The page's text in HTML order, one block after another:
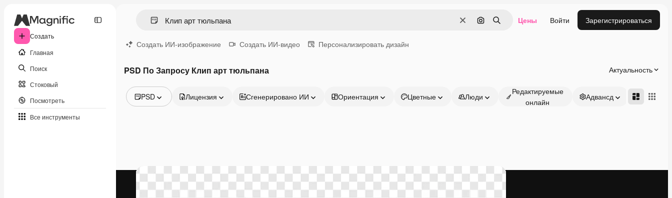
Создать
Главная
Поиск
Стоковый
Посмотреть
Все инструменты
ОчиститьПоиск по изображению
Поиск Цены Войти Зарегистрироваться
Создать ИИ-изображение Создать ИИ-видео Персонализировать дизайн
PSD По Запросу Клип арт тюльпана Актуальность
PSD
Видео
Лицензия Сгенерировано ИИ Ориентация Цветные Люди
Редактируемые
онлайн
Адвансд